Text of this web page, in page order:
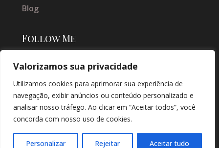
Valorizamos sua privacidade
Utilizamos cookies para aprimorar sua experiência de
navegação, exibir anúncios ou conteúdo personalizado e
analisar nosso tráfego. Ao clicar em “Aceitar todos”, você
concorda com nosso uso de cookies.
Personalizar Rejeitar Aceitar tudo
Blog
Follow Me
SOLUÇÕES DIGITAIS |
CRIAÇÃO DE SITES